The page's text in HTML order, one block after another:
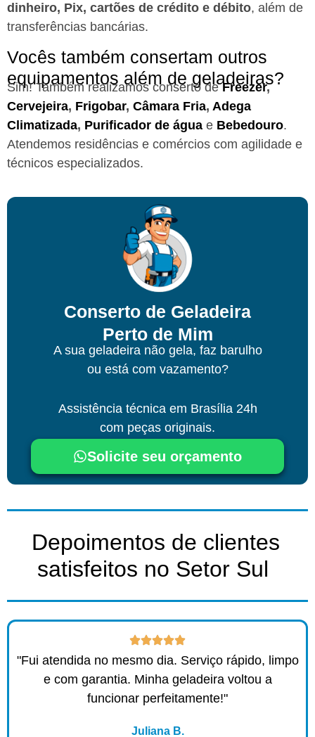
dinheiro, Pix, cartões de crédito e débito, além de
transferências bancárias.
Vocês também consertam outros
equipamentos além de geladeiras?
Sim! Também realizamos conserto deFreezer,
Cervejeira, Frigobar, Câmara Fria, Adega
Climatizada, Purificador de água e Bebedouro.
Atendemos residências e comércios com agilidade e
técnicos especializados.
Conserto de Geladeira
Perto de Mim
A sua geladeira não gela, faz barulho
ou está com vazamento?
Assistência técnica em Brasília24h
com peças originais.
Solicite seu orçamento
Depoimentos de clientes
satisfeitos no Setor Sul ​
"Fui atendida no mesmo dia. Serviço rápido, limpo
e com garantia. Minha geladeira voltou a
funcionar perfeitamente!"
Juliana B.